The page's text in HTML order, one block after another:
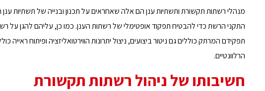
מנהלי רשתות תקשורת ותשתיות ענן הם אלה שאחראים על תכנון ובנייה של תשתיות
התקני הרשת כדי להבטיח תפקוד אופטימלי של רשתות הענן. כמו כן, עליהם להגן על
תפקידם המרתק כוללים גם ניטור ביצועים, ניצול יתרונות הווירטואליזציה ופיתוח
הרלוונטיים.
חשיבותו של ניהול רשתות תקשורת